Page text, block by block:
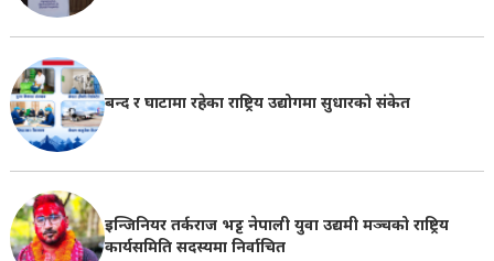
बन्द र घाटामा रहेका राष्ट्रिय उद्योगमा सुधारको संकेत
इन्जिनियर तर्कराज भट्ट नेपाली युवा उद्यमी मञ्चको राष्ट्रिय
कार्यसमिति सदस्यमा निर्वाचित